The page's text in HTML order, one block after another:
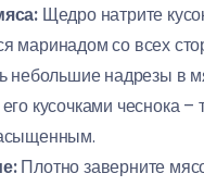
Щедро натрите
маринадом со всех
небольшие надрезы в
кусочками чеснока –
Плотно заверните